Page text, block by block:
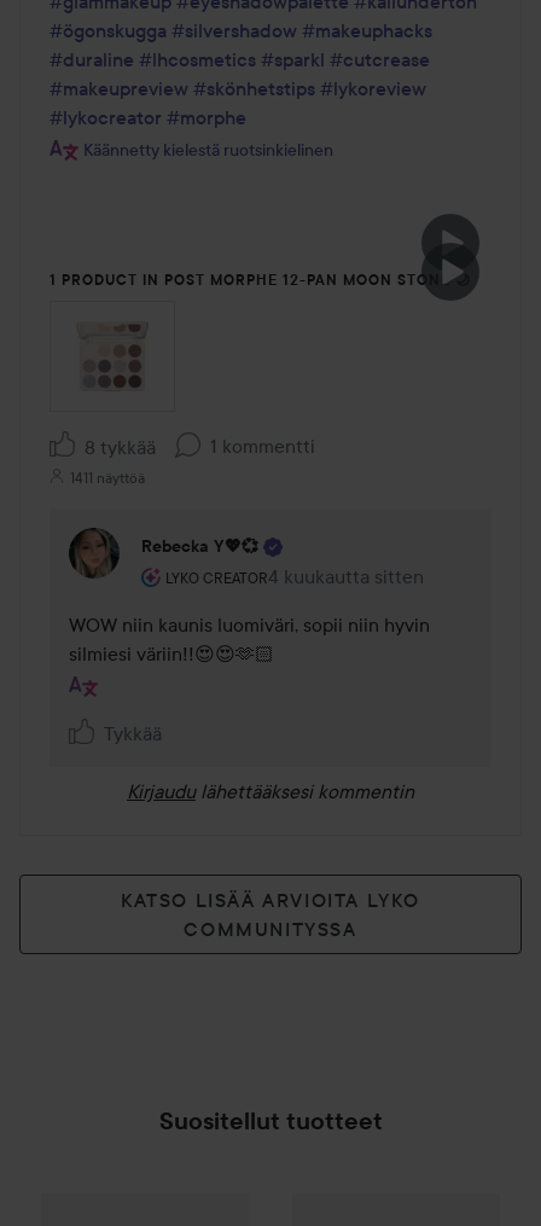
#ögonskugga #silvershadow #makeuphacks
#duraline #lhcosmetics #sparkl #cutcrease
#makeupreview #skönhetstips #lykoreview
#lykocreator #morphe
Käännetty kielestä ruotsinkielinen
1 PRODUCT IN POST MORPHE 12-PAN MOON STONE 🌙
8 tykkää 1 kommentti
1411 näyttöä
Rebecka Y💖💞
LYKO CREATOR
Käyttäjän rooli: Lyko Creator.
4 kuukautta sitten
Kommentti lisättiin 4
WOW niin kaunis luomiväri, sopii niin hyvin
silmiesi väriin!!😍😍🫶🏻
Tykkää
Kirjaudu lähettääksesi kommentin
KATSO LISÄÄ ARVIOITA LYKO
COMMUNITYSSA
Suositellut tuotteet